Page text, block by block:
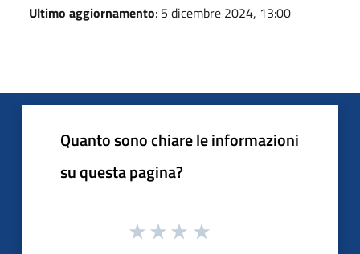
Ultimo aggiornamento: 5 dicembre 2024, 13:00
Quanto sono chiare le informazioni
su questa pagina?